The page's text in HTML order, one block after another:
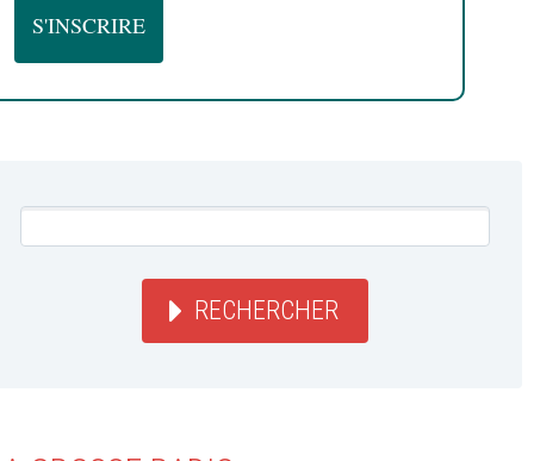
RECHERCHER